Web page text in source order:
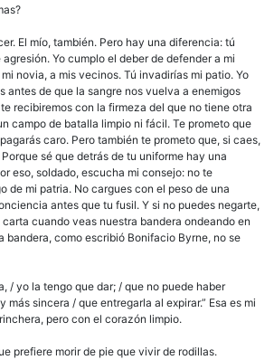
El mío, también. Pero hay una diferencia: tú
Yo cumplo el deber de defender a mi
novia, a mis vecinos. Tú invadirías mi patio. Yo
antes de que la sangre nos vuelva a enemigos
recibiremos con la firmeza del que no tiene otra
campo de batalla limpio ni fácil. Te prometo que
caro. Pero también te prometo que, si caes,
sé que detrás de tu uniforme hay una
eso, soldado, escucha mi consejo: no te
de mi patria. No cargues con el peso de una
antes que tu fusil. Y si no puedes negarte,
cuando veas nuestra bandera ondeando en
bandera, como escribió Bonifacio Byrne, no se
/ yo la tengo que dar; / que no puede haber
más sincera / que entregarla al expirar.” Esa es mi
pero con el corazón limpio.
prefiere morir de pie que vivir de rodillas.